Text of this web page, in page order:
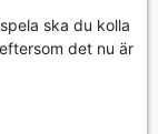
ska du kolla
det nu är